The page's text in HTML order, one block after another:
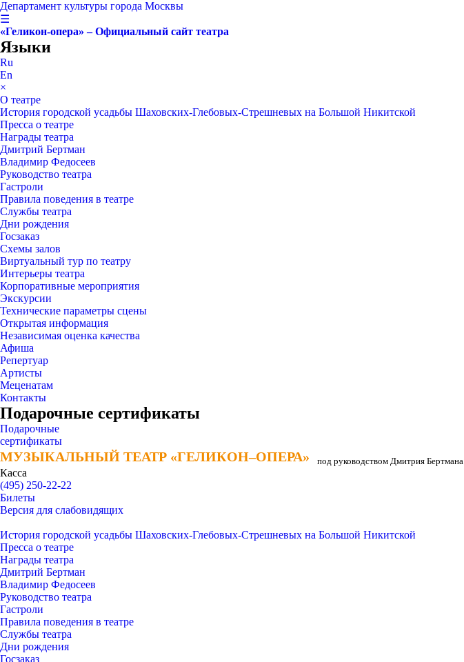
Департамент культуры города Москвы
☰
«Геликон-опера» – Официальный сайт театра
Языки
Ru
En
×
О театре
История городской усадьбы Шаховских-Глебовых-Стрешневых на Большой Никитской
Пресса о театре
Награды театра
Дмитрий Бертман
Владимир Федосеев
Руководство театра
Гастроли
Правила поведения в театре
Службы театра
Дни рождения
Госзаказ
Схемы залов
Виртуальный тур по театру
Интерьеры театра
Корпоративные мероприятия
Экскурсии
Технические параметры сцены
Открытая информация
Независимая оценка качества
Афиша
Репертуар
Артисты
Меценатам
Контакты
Подарочные сертификаты
Подарочные
сертификаты
МУЗЫКАЛЬНЫЙ ТЕАТР «ГЕЛИКОН–ОПЕРА»
МУЗЫКАЛЬНЫЙ ТЕАТР «ГЕЛИКОН–ОПЕРА» под руководством Дмитрия Бертмана
Касса
(495) 250-22-22
Билеты
Версия для слабовидящих
История городской усадьбы Шаховских-Глебовых-Стрешневых на Большой Никитской
Пресса о театре
Награды театра
Дмитрий Бертман
Владимир Федосеев
Руководство театра
Гастроли
Правила поведения в театре
Службы театра
Дни рождения
Госзаказ